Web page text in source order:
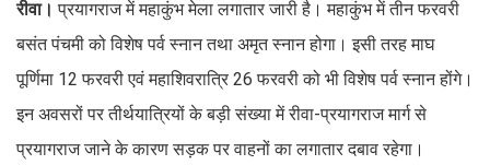
रीवा। प्रयागराज में महाकुंभ मेला लगातार जारी है। महाकुंभ में तीन फरवरी
बसंत पंचमी को विशेष पर्व स्नान तथा अमृत स्नान होगा। इसी तरह माघ
पूर्णिमा 12 फरवरी एवं महाशिवरात्रि 26 फरवरी को भी विशेष पर्व स्नान होंगे।
इन अवसरों पर तीर्थयात्रियों के बड़ी संख्या में रीवा-प्रयागराज मार्ग से
प्रयागराज जाने के कारण सड़क पर वाहनों का लगातार दबाव रहेगा।